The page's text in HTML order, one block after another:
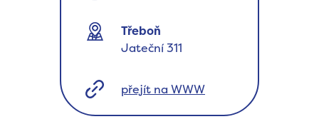
Třeboň
Jateční 311
přejít na WWW